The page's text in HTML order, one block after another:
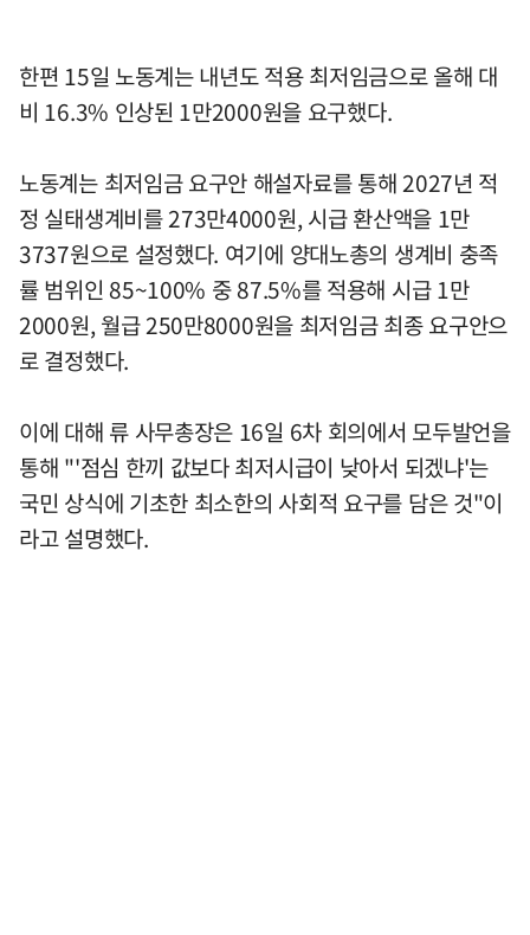
한편 15일 노동계는 내년도 적용 최저임금으로 올해 대
비 16.3% 인상된 1만2000원을 요구했다.
노동계는 최저임금 요구안 해설자료를 통해 2027년 적
정 실태생계비를 273만4000원, 시급 환산액을 1만
3737원으로 설정했다. 여기에 양대노총의 생계비 충족
률 범위인 85~100% 중 87.5%를 적용해 시급 1만
2000원, 월급 250만8000원을 최저임금 최종 요구안으
로 결정했다.
이에 대해 류 사무총장은 16일 6차 회의에서 모두발언을
통해 "'점심 한끼 값보다 최저시급이 낮아서 되겠냐'는
국민 상식에 기초한 최소한의 사회적 요구를 담은 것"이
라고 설명했다.